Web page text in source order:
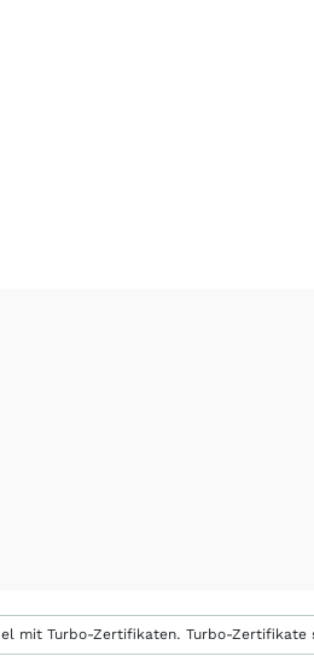
mit Turbo-Zertifikaten. Turbo-